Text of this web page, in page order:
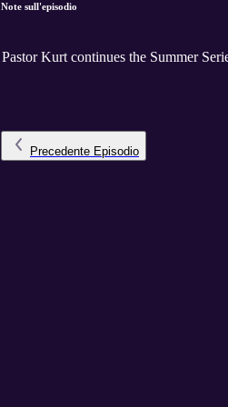
Note sull'episodio
Pastor Kurt continues the Summer
Precedente Episodio